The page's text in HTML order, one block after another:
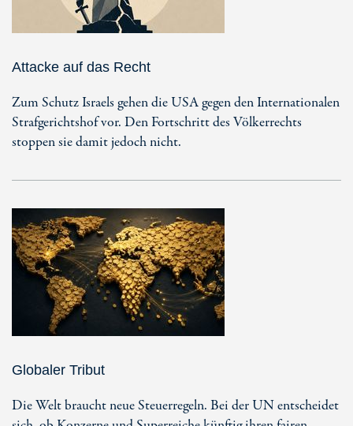
Attacke auf das Recht
Zum Schutz Israels gehen die USA gegen den Internationalen
Strafgerichtshof vor. Den Fortschritt des Völkerrechts
stoppen sie damit jedoch nicht.
Globaler Tribut
Die Welt braucht neue Steuerregeln. Bei der UN entscheidet